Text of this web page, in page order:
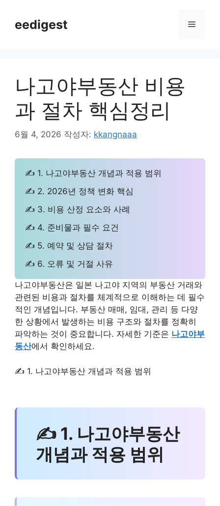
eedigest 메
나고야부동산 비용
과 절차 핵심정리
6월 4, 2026 작성자: kkangnaaa
✍ 1. 나고야부동산 개념과 적용 범위
✍ 2. 2026년 정책 변화 핵심
✍ 3. 비용 산정 요소와 사례
✍ 4. 준비물과 필수 요건
✍ 5. 예약 및 상담 절차
✍ 6. 오류 및 거절 사유
나고야부동산은 일본 나고야 지역의 부동산 거래와
관련된 비용과 절차를 체계적으로 이해하는 데 필수
적인 개념입니다. 부동산 매매, 임대, 관리 등 다양
한 상황에서 발생하는 비용 구조와 절차를 정확히
파악하는 것이 중요합니다. 자세한 기준은 나고야부
동산에서 확인하세요.
✍ 1. 나고야부동산 개념과 적용 범위
✍ 1. 나고야부동산
개념과 적용 범위